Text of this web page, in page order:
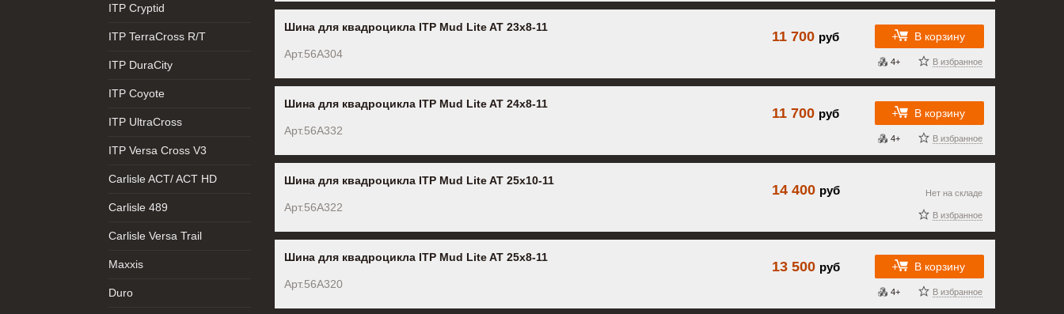
ITP Cryptid
ITP TerraCross R/T
ITP DuraCity
ITP Coyote
ITP UltraCross
ITP Versa Cross V3
Carlisle ACT/ ACT HD
Carlisle 489
Carlisle Versa Trail
Maxxis
Duro
Шина для квадроцикла ITP Mud Lite AT 23x8-11
Арт.56A304
11 700 руб
В избранное
4+
В корзину
Шина для квадроцикла ITP Mud Lite AT 24x8-11
Арт.56A332
11 700 руб
В избранное
4+
В корзину
Шина для квадроцикла ITP Mud Lite AT 25x10-11
Арт.56A322
14 400 руб
В избранное
Нет на складе
Шина для квадроцикла ITP Mud Lite AT 25x8-11
Арт.56A320
13 500 руб
В избранное
4+
В корзину